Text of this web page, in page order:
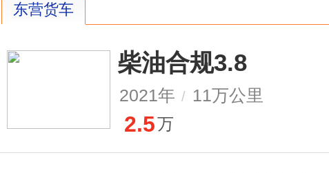
东营货车
柴油合规3.8
2021年 / 11万公里
2.5万